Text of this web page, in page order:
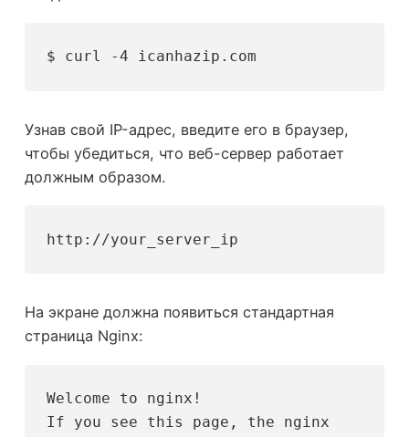
$ curl -4 icanhazip.com
Узнав свой IP-адрес, введите его в браузер,
чтобы убедиться, что веб-сервер работает
должным образом.
http://your_server_ip
На экране должна появиться стандартная
страница Nginx:
Welcome to nginx!
If you see this page, the nginx